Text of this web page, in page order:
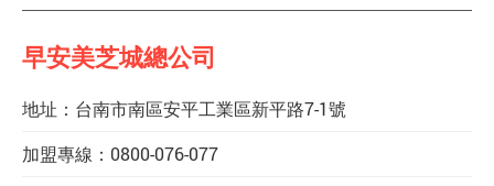
早安美芝城總公司
地址：台南市南區安平工業區新平路7-1號
加盟專線： 0800-076-077